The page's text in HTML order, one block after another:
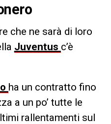
che ne sarà di loro
Juventus c’è
ha un contratto fino
a un po’ tutte le
rallentamenti sul